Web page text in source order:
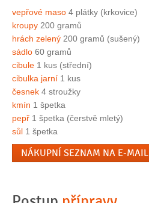
vepřové maso 4 plátky (krkovice)
kroupy 200 gramů
hrách zelený 200 gramů (sušený)
sádlo 60 gramů
cibule 1 kus (střední)
cibulka jarní 1 kus
česnek 4 stroužky
kmín 1 špetka
pepř 1 špetka (čerstvě mletý)
sůl 1 špetka
NÁKUPNÍ SEZNAM NA E-MAIL